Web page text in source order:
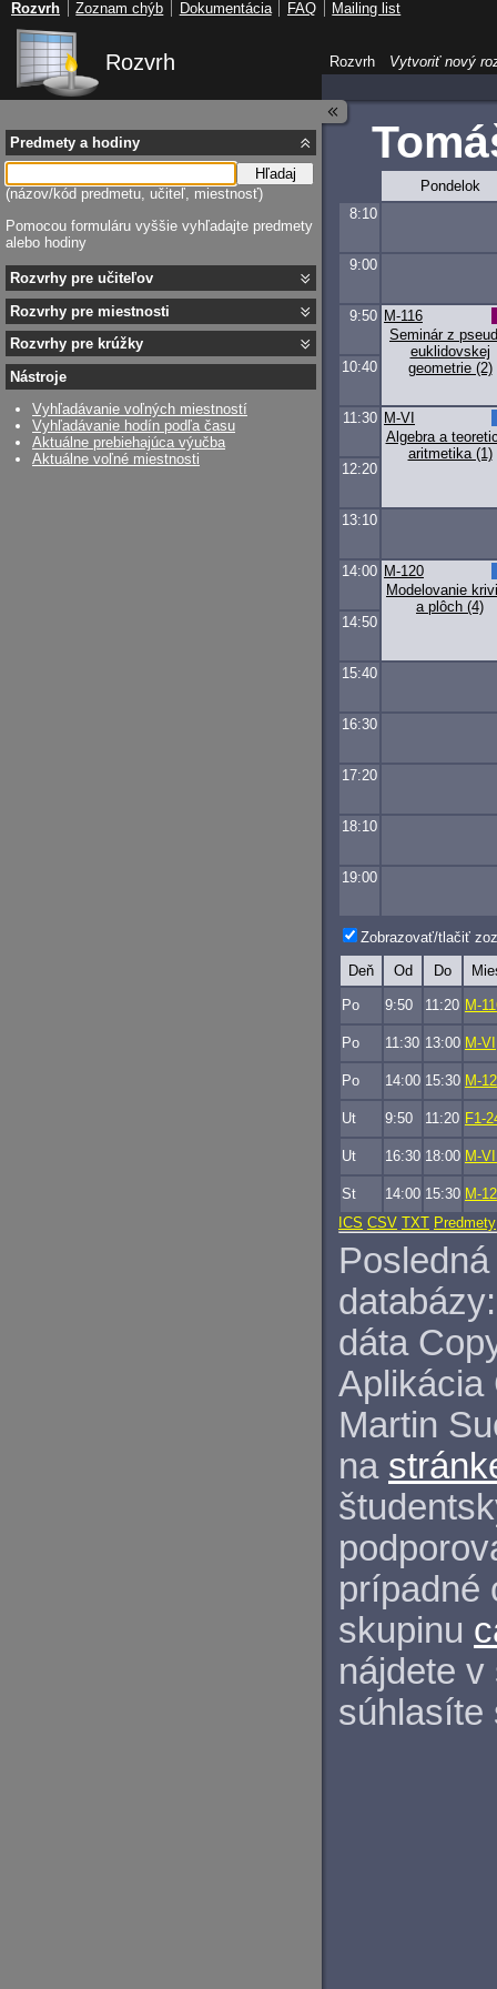
Rozvrh
Pondelok
8:10
9:00
9:50
Seminár z
euklidovskej
geometrie (2)
M-116
10:40
11:30
Algebra a
aritmetika (1)
M-VI
12:20
13:10
14:00
Modelovanie
a plôch (4)
M-120
14:50
15:40
16:30
17:20
18:10
19:00
Zobrazovať/tlačiť
Deň Od Do
Po 9:50 11:20 M-
Po 11:30 13:00 M-VI
Po 14:00 15:30 M-
Ut 9:50 11:20 F1-
Ut 16:30 18:00 M-
St 14:00 15:30 M-
ICS CSV TXT Predmety
databázy:
dáta
Aplikácia
Martin
na
prípadné
skupinu
nájdete
Predmety a hodiny
Hľadaj
(názov/kód predmetu, učiteľ, miestnosť)
Pomocou formuláru vyššie vyhľadajte predmety
alebo hodiny
Rozvrhy pre učiteľov
Rozvrhy pre miestnosti
Rozvrhy pre krúžky
Nástroje
Vyhľadávanie voľných miestností
Vyhľadávanie hodín podľa času
Aktuálne prebiehajúca výučba
Aktuálne voľné miestnosti
Rozvrh Vytvoriť nový
Rozvrh Zoznam chýb Dokumentácia FAQ Mailing list